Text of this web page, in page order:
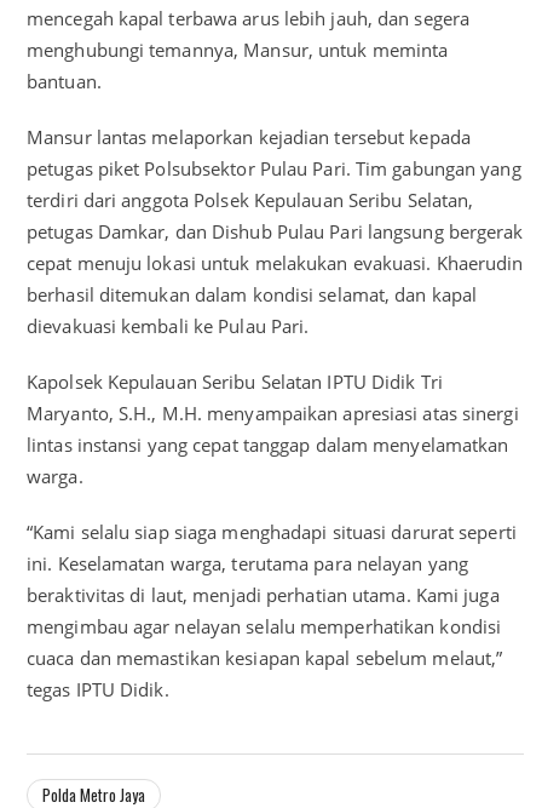
mencegah kapal terbawa arus lebih jauh, dan segera
menghubungi temannya, Mansur, untuk meminta
bantuan.
Mansur lantas melaporkan kejadian tersebut kepada
petugas piket Polsubsektor Pulau Pari. Tim gabungan yang
terdiri dari anggota Polsek Kepulauan Seribu Selatan,
petugas Damkar, dan Dishub Pulau Pari langsung bergerak
cepat menuju lokasi untuk melakukan evakuasi. Khaerudin
berhasil ditemukan dalam kondisi selamat, dan kapal
dievakuasi kembali ke Pulau Pari.
Kapolsek Kepulauan Seribu Selatan IPTU Didik Tri
Maryanto, S.H., M.H. menyampaikan apresiasi atas sinergi
lintas instansi yang cepat tanggap dalam menyelamatkan
warga.
“Kami selalu siap siaga menghadapi situasi darurat seperti
ini. Keselamatan warga, terutama para nelayan yang
beraktivitas di laut, menjadi perhatian utama. Kami juga
mengimbau agar nelayan selalu memperhatikan kondisi
cuaca dan memastikan kesiapan kapal sebelum melaut,”
tegas IPTU Didik.
Polda Metro Jaya